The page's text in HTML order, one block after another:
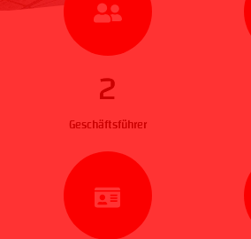
2
Geschäftsführer